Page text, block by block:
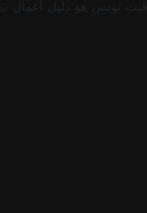
تونس هو دليل أعمال